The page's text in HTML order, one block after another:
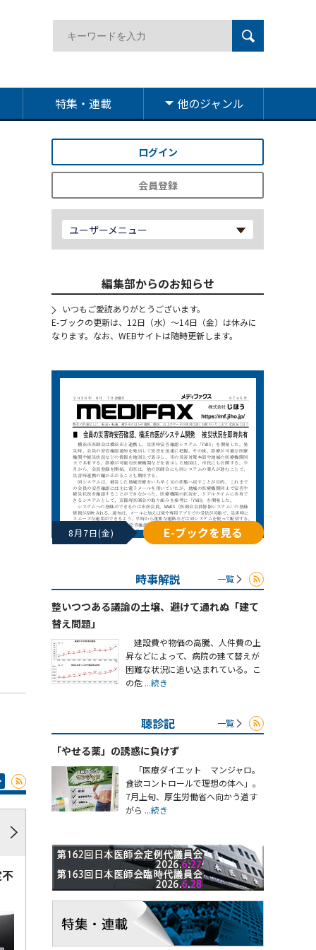
特集・連載 他のジャンル
ログイン
会員登録
ユーザーメニュー
編集部からのお知らせ
いつもご愛読ありがとうございます。
E-ブックの更新は、12日（水）～14日（金）は休みに
なります。なお、WEBサイトは随時更新します。
8月7日(金) E-ブックを見る
時事解説 一覧
整いつつある議論の土壌、避けて通れぬ「建て
替え問題」
建設費や物価の高騰、人件費の上
昇などによって、病院の建て替えが
困難な状況に追い込まれている。こ
の危 ...続き
聴診記 一覧
「やせる薬」の誘惑に負けず
「医療ダイエット マンジャロ。
食欲コントロールで理想の体へ」。
7月上旬、厚生労働省へ向かう道す
がら ...続き